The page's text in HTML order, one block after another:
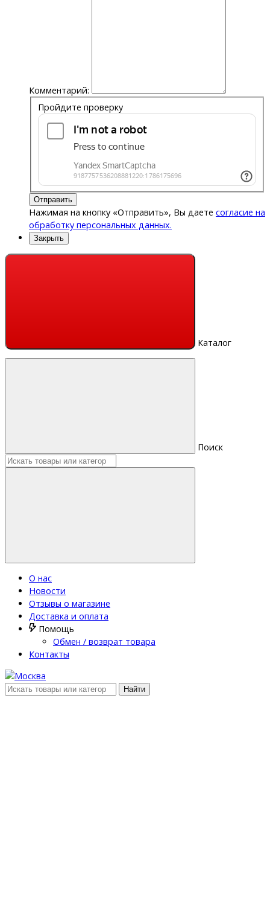
Комментарий:
Пройдите проверку
Отправить
Нажимая на кнопку «Отправить», Вы даете согласие на
обработку персональных данных.
Закрыть
Каталог
Поиск
О нас
Новости
Отзывы о магазине
Доставка и оплата
Помощь
Обмен / возврат товара
Контакты
Найти